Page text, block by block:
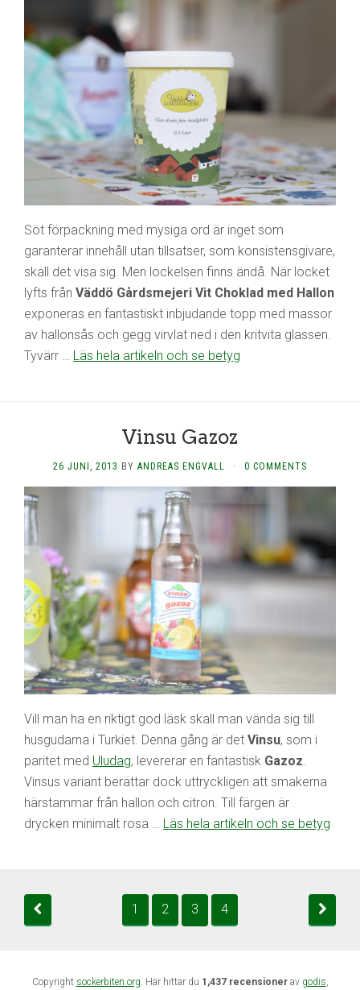
Söt förpackning med mysiga ord är inget som
garanterar innehåll utan tillsatser, som konsistensgivare,
skall det visa sig. Men lockelsen finns ändå. När locket
lyfts från Väddö Gårdsmejeri Vit Choklad med Hallon
exponeras en fantastiskt inbjudande topp med massor
av hallonsås och gegg virvlat ned i den kritvita glassen.
Tyvärr … Läs hela artikeln och se betyg
Vinsu Gazoz
26 JUNI, 2013 BY ANDREAS ENGVALL · 0 COMMENTS
Vill man ha en riktigt god läsk skall man vända sig till
husgudarna i Turkiet. Denna gång är det Vinsu, som i
paritet med Uludag, levererar en fantastisk Gazoz.
Vinsus variant berättar dock uttryckligen att smakerna
härstammar från hallon och citron. Till färgen är
drycken minimalt rosa … Läs hela artikeln och se betyg
1 2 3 4
Copyright sockerbiten.org. Här hittar du 1,437 recensionerav godis,